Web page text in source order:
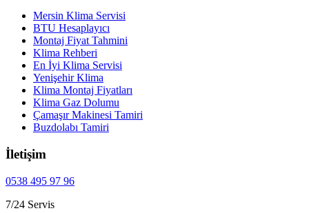
Mersin Klima Servisi
BTU Hesaplayıcı
Montaj Fiyat Tahmini
Klima Rehberi
En İyi Klima Servisi
Yenişehir Klima
Klima Montaj Fiyatları
Klima Gaz Dolumu
Çamaşır Makinesi Tamiri
Buzdolabı Tamiri
İletişim
0538 495 97 96
7/24 Servis